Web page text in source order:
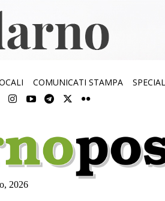
COMUNICATI STAMPA
2026